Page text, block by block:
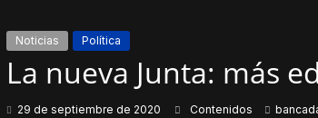
Noticias Política
La nueva Junta: más
29 de septiembre de 2020 Contenidos